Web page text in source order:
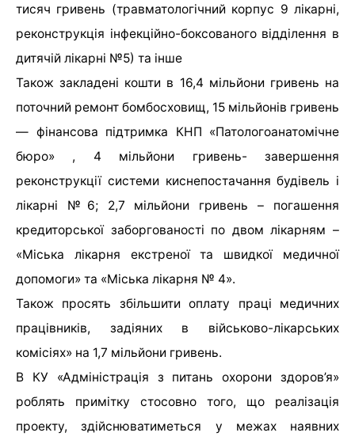
тисяч гривень (травматологічний корпус 9 лікарні,
реконструкція інфекційно-боксованого відділення в
дитячій лікарні №5) та інше
Також закладені кошти в 16,4 мільйони гривень на
поточний ремонт бомбосховищ, 15 мільйонів гривень
— фінансова підтримка КНП «Патологоанатомічне
бюро» , 4 мільйони гривень- завершення
реконструкції системи киснепостачання будівель і
лікарні №6; 2,7 мільйони гривень – погашення
кредиторської заборгованості по двом лікарням –
«Міська лікарня екстреної та швидкої медичної
допомоги» та «Міська лікарня № 4».
Також просять збільшити оплату праці медичних
працівників, задіяних в військово-лікарських
комісіях» на 1,7 мільйони гривень.
В КУ «Адміністрація з питань охорони здоров’я»
роблять примітку стосовно того, що реалізація
проекту, здійснюватиметься у межах наявних